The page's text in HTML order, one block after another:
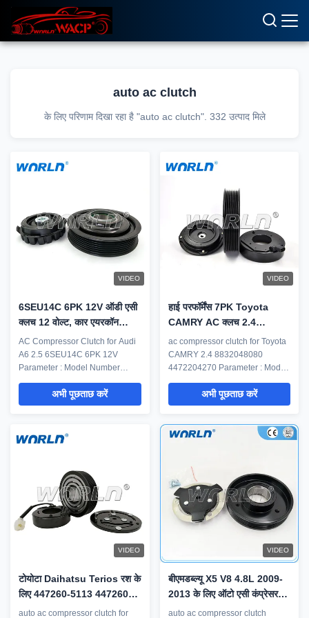
auto ac clutch
के लिए परिणाम दिखा रहा है "auto ac clutch". 332 उत्पाद मिले
VIDEO
6SEU14C 6PK 12V ऑडी एसी
क्लच 12 वोल्ट, कार एयरकॉन
कंप्रेसर क्लच
AC Compressor Clutch for Audi
A6 2.5 6SEU14C 6PK 12V
Parameter : Model Number
A6 2.5 6SEU14C 6PK 12V Type
AC Compressor Clutch Year
you need assistance to make
sure that this part will fit your
photo of your old ...
अभी पूछताछ करें
VIDEO
हाई परफॉर्मेंस 7PK Toyota
CAMRY AC क्लच 2.4
8832048080 4472204270
ac compressor clutch for Toyota
CAMRY 2.4 8832048080
4472204270 Parameter : Model
for Toyota CAMRY 2.4 Type ac
compressor clutch Year Model
4472204270 Note If you need
send us the ...
अभी पूछताछ करें
VIDEO
टोयोटा Daihatsu Terios रश के
लिए 447260-5113 447260-
5820 ऑटो एसी कंप्रेसर क्लच
auto ac compressor clutch for
VIDEO
बीएमडब्ल्यू X5 V8 4.8L 2009-
2013 के लिए ऑटो एसी कंप्रेसर
क्लच CSE717 4PK
auto ac compressor clutch